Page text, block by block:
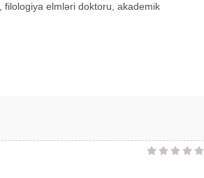
filologiya elmləri doktoru, akademik